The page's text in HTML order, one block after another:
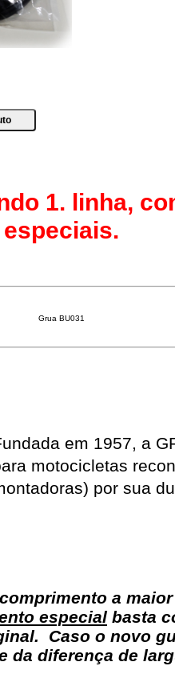
1. linha,
Grua BU031
em 1957, a
motocicletas
por sua
a
especial basta
Caso o novo
da diferença de